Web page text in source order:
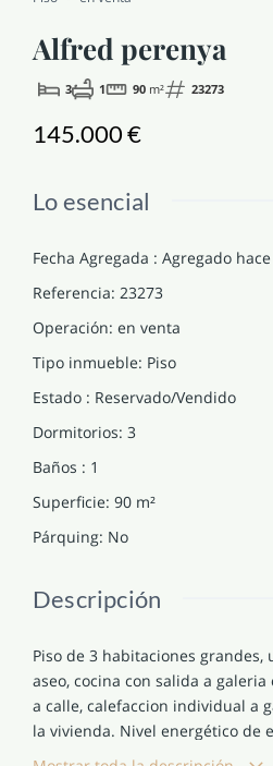
PERFIL
Alfred perenya
3 1 90 m² 23273
145.000 €
Lo esencial
Fecha Agregada : Agregado
Referencia: 23273
Operación: en venta
Tipo inmueble: Piso
Estado : Reservado/Vendido
Dormitorios: 3
Baños : 1
Superficie: 90 m²
Párquing: No
Descripción
Piso de 3 habitaciones grandes,
aseo, cocina con salida a
a calle, calefaccion individual a
la vivienda. Nivel energético de
energético de consumo: D, 200.